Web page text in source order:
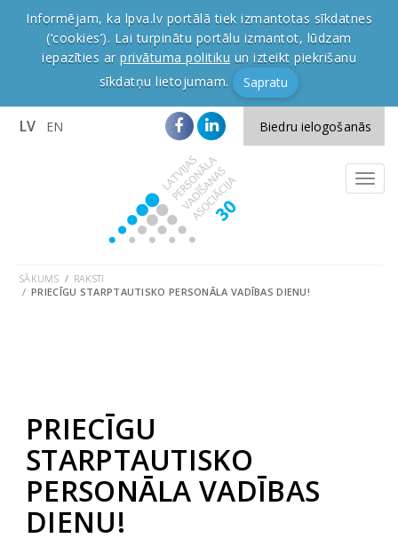
Informējam, ka lpva.lv portālā tiek izmantotas sīkdatnes
(‘cookies’). Lai turpinātu portālu izmantot, lūdzam
iepazīties ar privātuma politiku un izteikt piekrišanu
sīkdatņu lietojumam.
Sapratu
LV EN Biedru ielogošanās
SĀKUMS
RAKSTI
PRIECĪGU STARPTAUTISKO PERSONĀLA VADĪBAS DIENU!
PRIECĪGU
STARPTAUTISKO
PERSONĀLA VADĪBAS
DIENU!